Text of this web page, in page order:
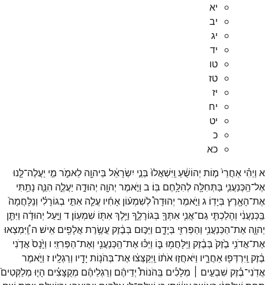
יא
יב
יג
יד
טו
טז
יז
יח
יט
כ
כא
א וַיְהִ֗י אַחֲרֵי֙ מ֣וֹת יְהוֹשֻׁ֔עַ וַֽיִּשְׁאֲלוּ֙ בְּנֵ֣י יִשְׂרָאֵ֔ל בַּיהוָ֖ה לֵאמֹ֑ר מִ֣י יַעֲלֶה־לָּ֧נוּ
אֶל־הַֽכְּנַעֲנִ֛י בַּתְּחִלָּ֖ה לְהִלָּ֥חֶם בּֽוֹ׃ ב וַיֹּ֣אמֶר יְהוָ֖ה יְהוּדָ֣ה יַעֲלֶ֑ה הִנֵּ֛ה נָתַ֥תִּי
אֶת־הָאָ֖רֶץ בְּיָדֽוֹ׃ ג וַיֹּ֣אמֶר יְהוּדָה֩לְשִׁמְע֨וֹן אָחִ֜יו עֲלֵ֧ה אִתִּ֣י בְגוֹרָלִ֗י וְנִֽלָּחֲמָה֙
בַּֽכְּנַעֲנִ֔י וְהָלַכְתִּ֧י גַם־אֲנִ֛י אִתְּךָ֖ בְּגוֹרָלֶ֑ךָ וַיֵּ֥לֶךְאִתּ֖וֹ שִׁמְעֽוֹן׃ ד וַיַּ֣עַל יְהוּדָ֔ה וַיִּתֵּ֧ן
יְהוָ֛ה אֶת־הַכְּנַעֲנִ֥י וְהַפְּרִזִּ֖י בְּיָדָ֑ם וַיַּכּ֣וּם בְּבֶ֔זֶק עֲשֶׂ֥רֶתאֲלָפִ֖ים אִֽישׁ׃ ה וַֽ֠יִּמְצְאוּ
אֶת־אֲדֹנִ֥י בֶ֙זֶק֙ בְּבֶ֔זֶק וַיִּֽלָּחֲמ֖וּ בּ֑וֹ וַיַּכּ֕וּאֶת־הַֽכְּנַעֲנִ֖י וְאֶת־הַפְּרִזִּֽי׃ ו וַיָּ֙נָס֙אֲדֹ֣נִי
בֶ֔זֶק וַֽיִּרְדְּפ֖וּאַחֲרָ֑יו וַיֹּאחֲז֣וּאֹת֔וֹ וַֽיְקַצְּצ֔וּאֶת־בְּהֹנ֥וֹת יָדָ֖יו וְרַגְלָֽיו׃ ז וַיֹּ֣אמֶר
אֲדֹֽנִי־בֶ֗זֶק שִׁבְעִ֣ים ׀ מְלָכִ֡ים בְּֽהֹנוֹת֩ יְדֵיהֶ֨ם וְרַגְלֵיהֶ֜ם מְקֻצָּצִ֗ים הָי֤וּ מְלַקְּטִים֙